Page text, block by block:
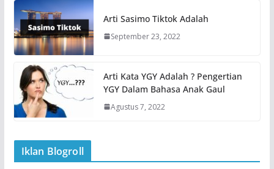
Arti Sasimo Tiktok Adalah
September 23, 2022
Arti Kata YGY Adalah ? Pengertian
YGY Dalam Bahasa Anak Gaul
Agustus 7, 2022
Iklan Blogroll